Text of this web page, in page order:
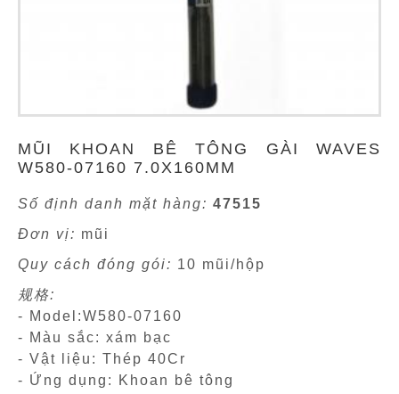
MŨI KHOAN BÊ TÔNG GÀI WAVES
W580-07160 7.0X160MM
Số định danh mặt hàng: 47515
Đơn vị: mũi
Quy cách đóng gói: 10 mũi/hộp
规格:
- Model:W580-07160
- Màu sắc: xám bạc
- Vật liệu: Thép 40Cr
- Ứng dụng: Khoan bê tông